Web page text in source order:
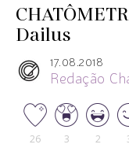
Dailus
17.08.2018
Redação
26 3 2